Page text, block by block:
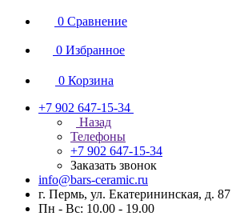
0 Сравнение
0 Избранное
0 Корзина
+7 902 647-15-34
Назад
Телефоны
+7 902 647-15-34
Заказать звонок
info@bars-ceramic.ru
г. Пермь, ул. Екатерининская, д. 87
Пн - Вс: 10.00 - 19.00